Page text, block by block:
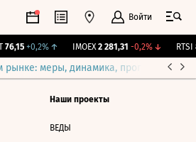
Войти
76,15 +0,2%↑ IMOEX 2 281,31 -0,2%↓ RTSI
рынке: меры, динамика, прогнозы
Наши проекты
ВЕДЫ